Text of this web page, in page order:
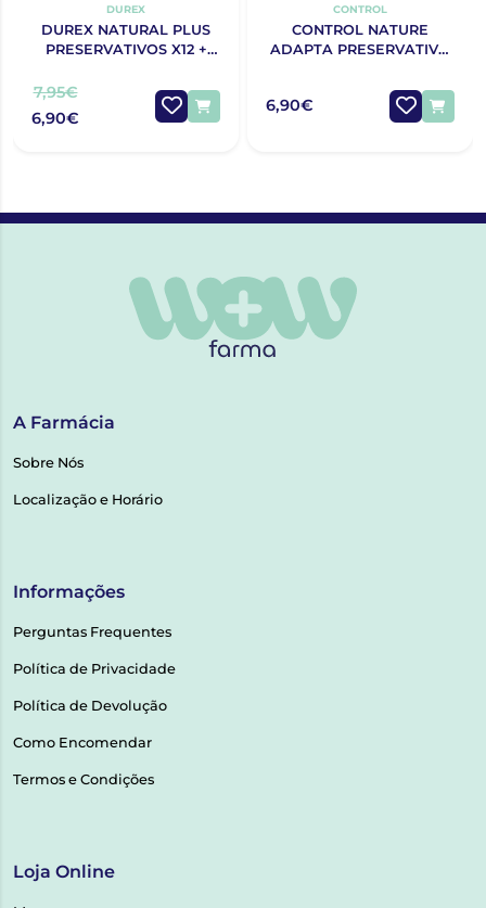
DUREX
DUREX NATURAL PLUS
PRESERVATIVOS X12 +
7,95€
6,90€
CONTROL
CONTROL NATURE
ADAPTA PRESERVATIVO
6,90€
A Farmácia
Sobre Nós
Localização e Horário
Informações
Perguntas Frequentes
Política de Privacidade
Política de Devolução
Como Encomendar
Termos e Condições
Loja Online